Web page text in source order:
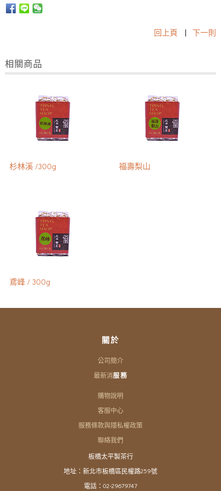
回上頁 | 下一則
相關商品
杉林溪 /300g 福壽梨山
鳶峰 / 300g
關於
公司簡介
最新消服務
購物說明
客服中心
服務條款與隱私權政策
聯絡我們
板橋太平製茶行
地址：新北市板橋區民權路259號
電話：02-29679747